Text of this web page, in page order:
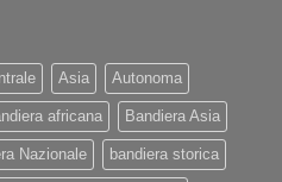
Asia Autonoma
africana Bandiera Asia
Nazionale bandiera storica